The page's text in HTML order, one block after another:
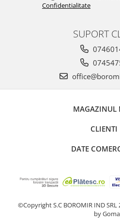
Confidentialitate
SUPORT
MAGAZINUL
CLIENTI
DATE
©Copyright S.C BOROMIR IND SRL
by